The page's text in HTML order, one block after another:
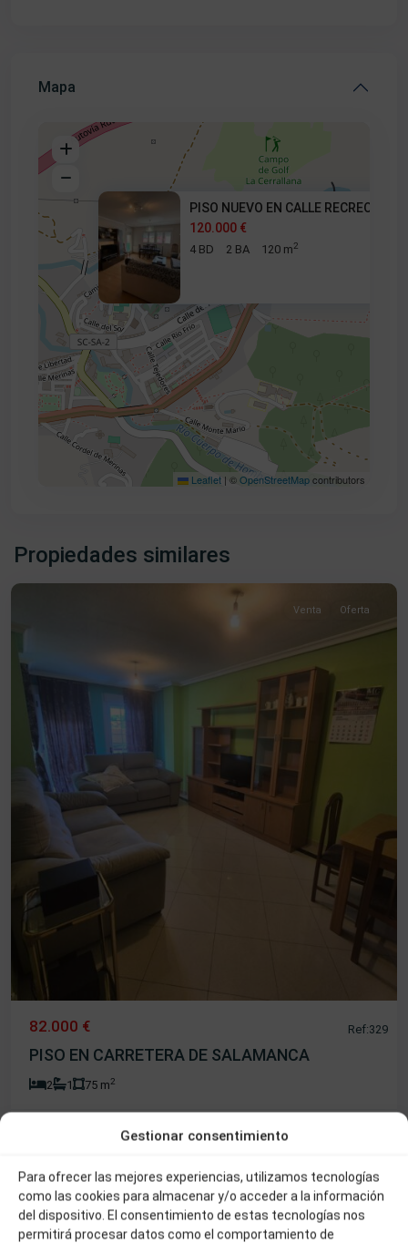
Gestionar consentimiento
Para ofrecer las mejores experiencias, utilizamos tecnologías
como las cookies para almacenar y/o acceder a la información
del dispositivo. El consentimiento de estas tecnologías nos
permitirá procesar datos como el comportamiento de
Mapa
120.000 €
PISO NUEVO EN CALLE RECREO
120.000 €
4 BD 2 BA 120 m2
Leaflet | ©OpenStreetMapcontributors
Propiedades similares
Centro
Béjar
Venta Oferta
82.000 €
PISO EN CARRETERA DE SALAMANCA
2 1 75 m2
Ref:329
Los
Alquiler Reformado